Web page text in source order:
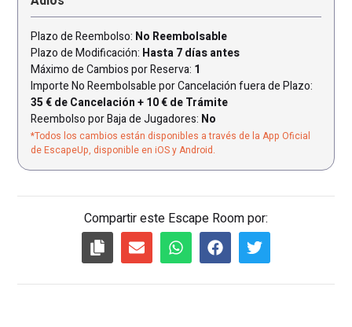
Plazo de Reembolso: No Reembolsable
Plazo de Modificación: Hasta 7 días antes
Máximo de Cambios por Reserva: 1
Importe No Reembolsable por Cancelación fuera de Plazo:
35 € de Cancelación + 10 € de Trámite
Reembolso por Baja de Jugadores: No
*Todos los cambios están disponibles a través de la App Oficial
de EscapeUp, disponible en iOS y Android.
Compartir este Escape Room por: